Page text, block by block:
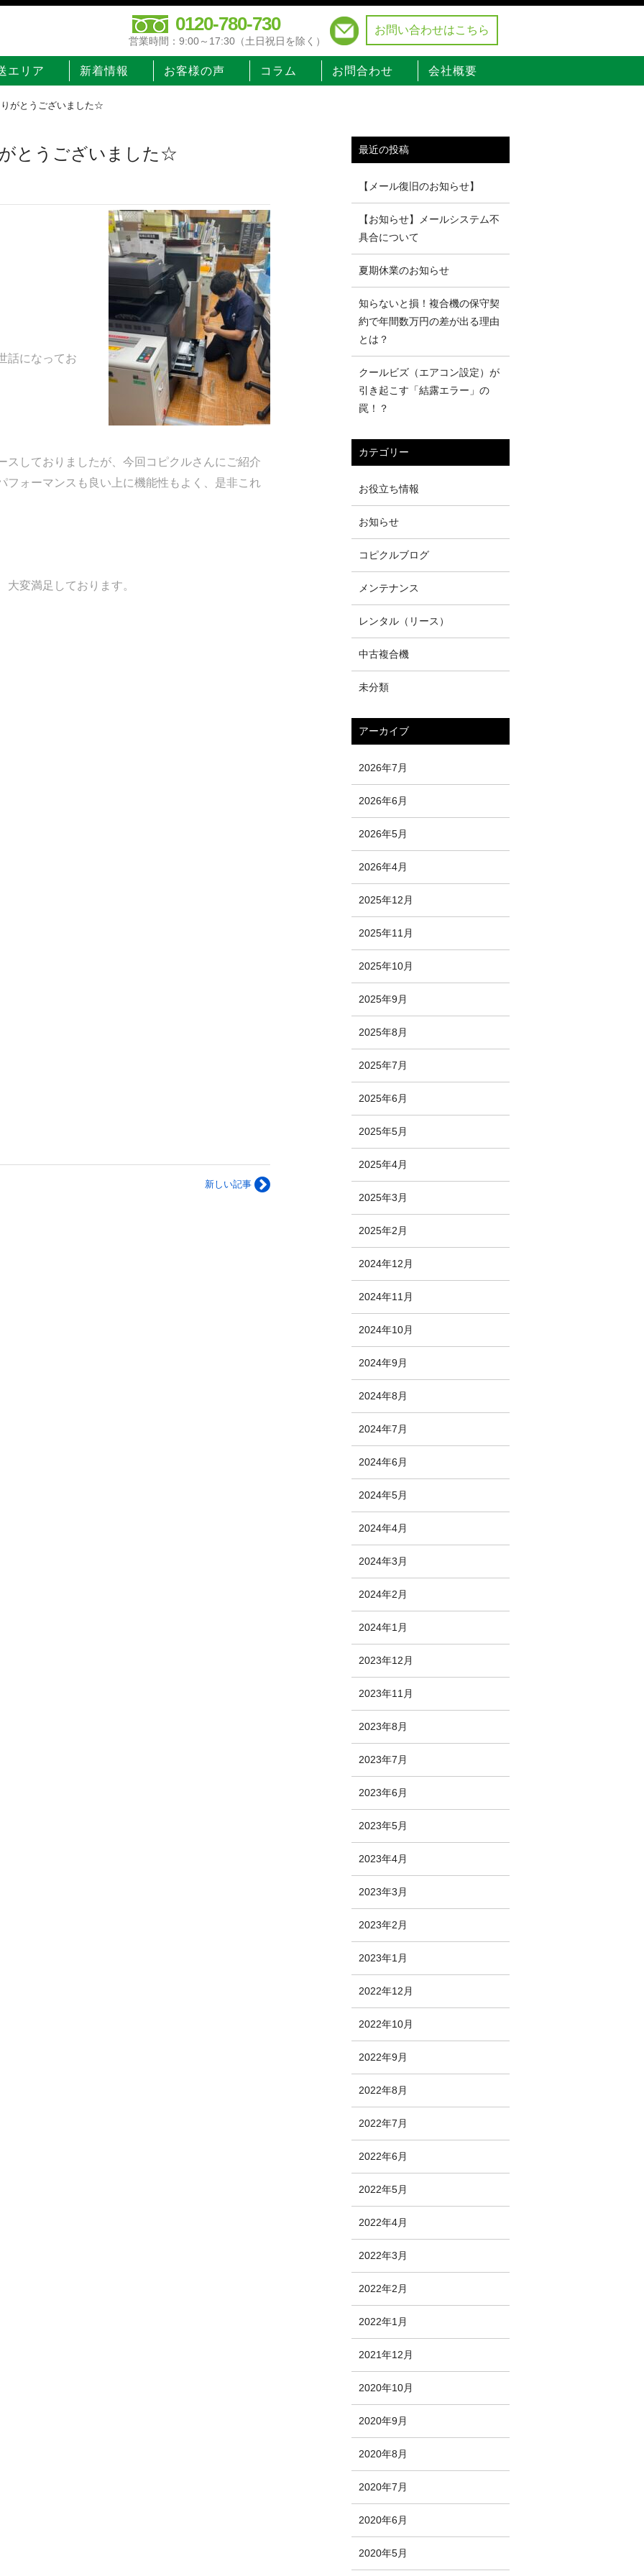
0120-780-730
営業時間：9:00～17:30（土日祝日を除く）
お問い合わせはこちら
エリア 新着情報 お客様の声 コラム お問合わせ 会社概要
がとうございました☆
とうございました☆
話になってお
スしておりましたが、今回コピクルさんにご紹介
フォーマンスも良い上に機能性もよく、是非これ
変満足しております。
新しい記事
最近の投稿
【メール復旧のお知らせ】
【お知らせ】メールシステム不
具合について
夏期休業のお知らせ
知らないと損！複合機の保守契
約で年間数万円の差が出る理由
とは？
クールビズ（エアコン設定）が
引き起こす「結露エラー」の
罠！？
カテゴリー
お役立ち情報
お知らせ
コピクルブログ
メンテナンス
レンタル（リース）
中古複合機
未分類
アーカイブ
2026年7月
2026年6月
2026年5月
2026年4月
2025年12月
2025年11月
2025年10月
2025年9月
2025年8月
2025年7月
2025年6月
2025年5月
2025年4月
2025年3月
2025年2月
2024年12月
2024年11月
2024年10月
2024年9月
2024年8月
2024年7月
2024年6月
2024年5月
2024年4月
2024年3月
2024年2月
2024年1月
2023年12月
2023年11月
2023年8月
2023年7月
2023年6月
2023年5月
2023年4月
2023年3月
2023年2月
2023年1月
2022年12月
2022年10月
2022年9月
2022年8月
2022年7月
2022年6月
2022年5月
2022年4月
2022年3月
2022年2月
2022年1月
2021年12月
2020年10月
2020年9月
2020年8月
2020年7月
2020年6月
2020年5月